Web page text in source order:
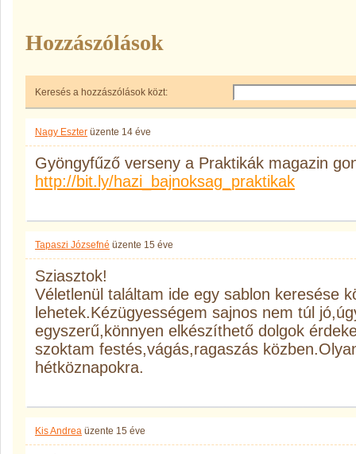
Hozzászólások
Keresés a hozzászólások közt:
Nagy Eszter üzente 14 éve
Gyöngyfűző verseny a Praktikák magazin
http://bit.ly/hazi_bajnoksag_praktikak
Tapaszi Józsefné üzente 15 éve
Sziasztok!
Véletlenül találtam ide egy sablon keresése
lehetek.Kézügyességem sajnos nem túl
egyszerű,könnyen elkészíthető dolgok
szoktam festés,vágás,ragaszás
hétköznapokra.
Kis Andrea üzente 15 éve